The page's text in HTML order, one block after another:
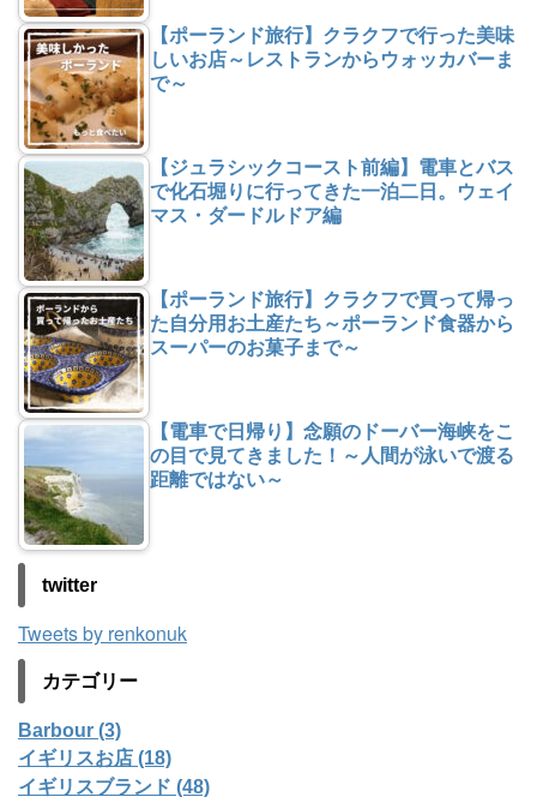
【ポーランド旅行】クラクフで行った美味
しいお店～レストランからウォッカバーま
で～
【ジュラシックコースト前編】電車とバス
で化石堀りに行ってきた一泊二日。ウェイ
マス・ダードルドア編
【ポーランド旅行】クラクフで買って帰っ
た自分用お土産たち～ポーランド食器から
スーパーのお菓子まで～
【電車で日帰り】念願のドーバー海峡をこ
の目で見てきました！～人間が泳いで渡る
距離ではない～
twitter
Tweets by renkonuk
カテゴリー
Barbour (3)
イギリスお店 (18)
イギリスブランド (48)